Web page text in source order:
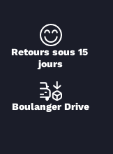
Retours sous 15
jours
Boulanger Drive